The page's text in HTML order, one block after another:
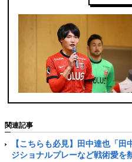
関連記事
【こちらも必見】田中達也「
ジショナルプレーなど戦術愛を